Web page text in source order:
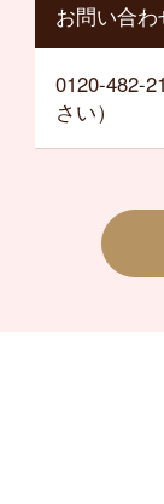
お問い合わ
0120-482-
さい）